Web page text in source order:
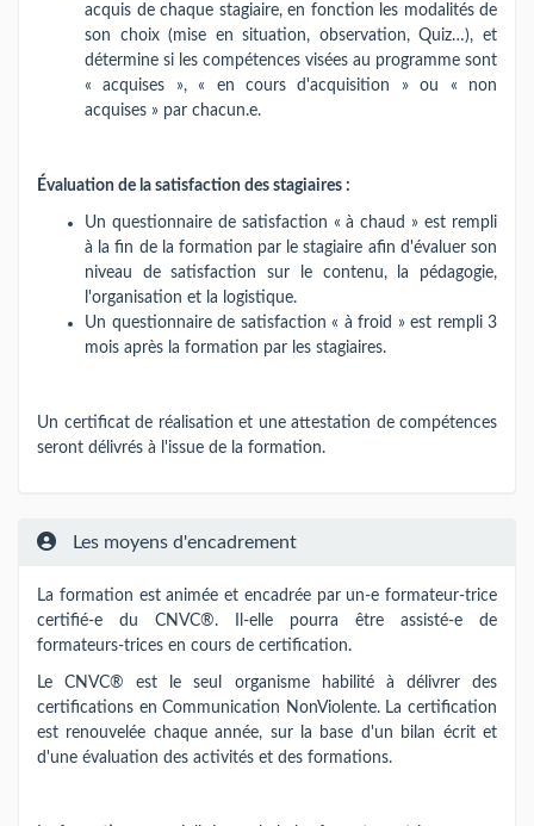
acquis de chaque stagiaire, en fonction les modalités de
son choix (mise en situation, observation, Quiz…), et
détermine si les compétences visées au programme sont
« acquises », « en cours d'acquisition » ou « non
acquises » par chacun.e.
Évaluation de la satisfaction des stagiaires :
Un questionnaire de satisfaction « à chaud » est rempli
à la fin de la formation par le stagiaire afin d'évaluer son
niveau de satisfaction sur le contenu, la pédagogie,
l'organisation et la logistique.
Un questionnaire de satisfaction « à froid » est rempli 3
mois après la formation par les stagiaires.
Un certificat de réalisation et une attestation de compétences
seront délivrés à l'issue de la formation.
Les moyens d'encadrement
La formation est animée et encadrée par un-e formateur-trice
certifié-e du CNVC®. Il-elle pourra être assisté-e de
formateurs-trices en cours de certification.
Le CNVC® est le seul organisme habilité à délivrer des
certifications en Communication NonViolente. La certification
est renouvelée chaque année, sur la base d'un bilan écrit et
d'une évaluation des activités et des formations.